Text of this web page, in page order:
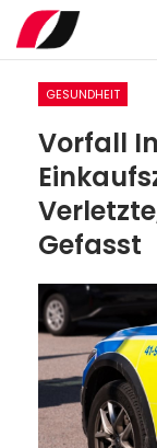
GESUNDHEIT
Vorfall
Gefasst